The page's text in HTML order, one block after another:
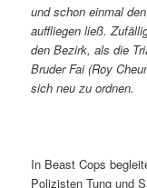
und schon einmal
auffliegen ließ.
den Bezirk, als die
Bruder Fai (Roy
sich neu zu ordnen.
In Beast Cops
Polizisten Tung und